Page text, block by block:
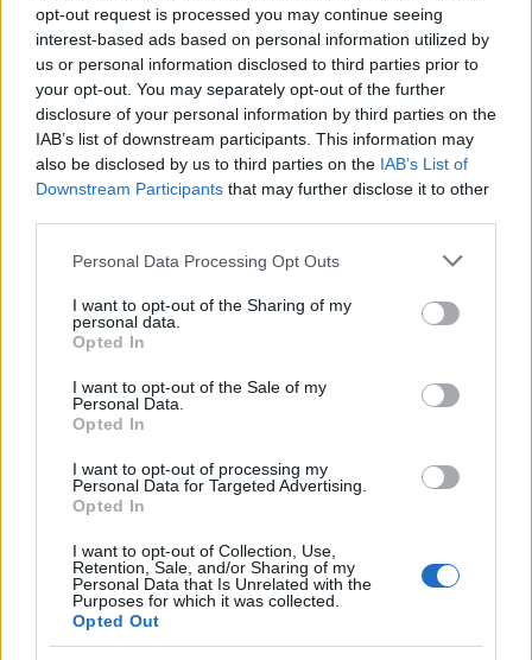
opt-out request is processed you may continue seeing
interest-based ads based on personal information utilized by
us or personal information disclosed to third parties prior to
your opt-out. You may separately opt-out of the further
disclosure of your personal information by third parties on the
IAB’s list of downstream participants. This information may
also be disclosed by us to third parties on the IAB’s List of
Downstream Participants that may further disclose it to other
Please note that this website/app uses one or more Google
not limited to your visit or usage behaviour. You may click to
grant or deny consent to Google and its third-party tags to
use your data for below specified purposes in below Google
consent section.
Personal Data Processing Opt Outs
I want to opt-out of the Sharing of my
personal data.
Opted In
I want to opt-out of the Sale of my
Personal Data.
Opted In
I want to opt-out of processing my
Personal Data for Targeted Advertising.
Opted In
I want to opt-out of Collection, Use,
Retention, Sale, and/or Sharing of my
Personal Data that Is Unrelated with the
Purposes for which it was collected.
Opted Out
Dave Lombardo annyira beszállt a
Suicidal Tendenciesbe, hogy ott is
maradt
dankógábor•2016. május 17.